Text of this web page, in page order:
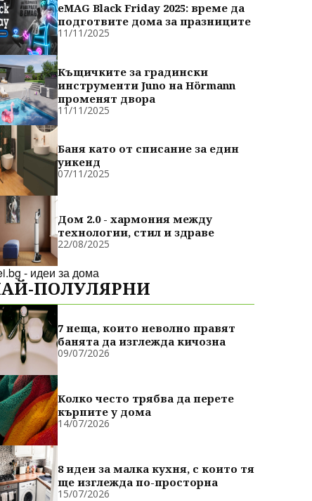
eMAG Black Friday 2025: време да
подготвите дома за празниците
11/11/2025
Къщичките за градински
инструменти Juno на Hörmann
променят двора
11/11/2025
Баня като от списание за един
уикенд
07/11/2025
Дом 2.0 - хармония между
технологии, стил и здраве
22/08/2025
- идеи за дома
ПОЛУЛЯРНИ
7 неща, които неволно правят
банята да изглежда кичозна
09/07/2026
Колко често трябва да перете
кърпите у дома
14/07/2026
8 идеи за малка кухня, с които тя
ще изглежда по-просторна
15/07/2026